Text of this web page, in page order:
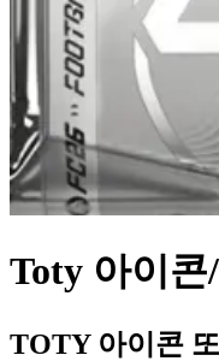
Toty 아이
TOTY 아이콘